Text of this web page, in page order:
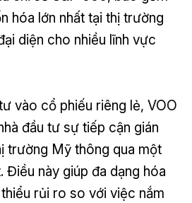
hóa lớn nhất tại thị trường
diện cho nhiều lĩnh vực
vào cổ phiếu riêng lẻ, VOO
đầu tư sự tiếp cận gián
trường Mỹ thông qua một
Điều này giúp đa dạng hóa
rủi ro so với việc nắm